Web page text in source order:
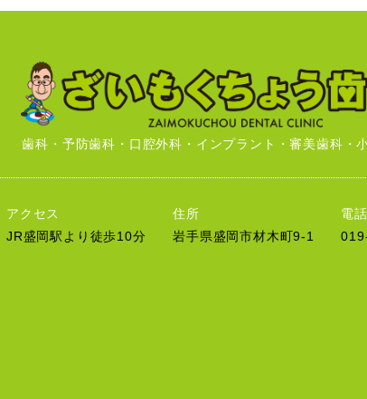
歯科・予防歯科・口腔外科・インプラント・審美歯科・
アクセス
JR盛岡駅より徒歩10分
住所
岩手県盛岡市材木町9-1
電